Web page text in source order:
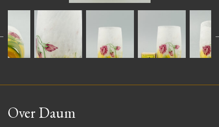
Over Daum